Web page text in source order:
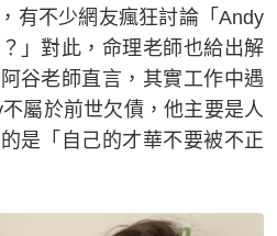
有不少網友瘋狂討論「Andy
」對此，命理老師也給出解
谷老師直言，其實工作中遇
屬於前世欠債，他主要是人
是「自己的才華不要被不正